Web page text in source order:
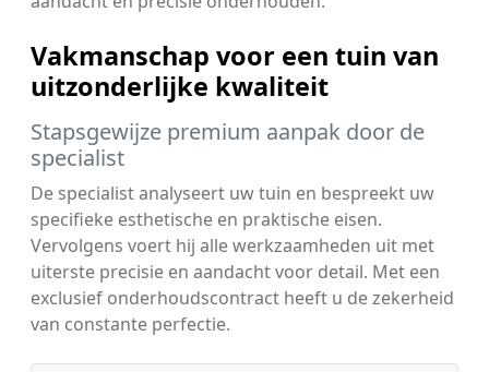
Vakmanschap voor een tuin van
uitzonderlijke kwaliteit
Stapsgewijze premium aanpak door de
specialist
De specialist analyseert uw tuin en bespreekt uw
specifieke esthetische en praktische eisen.
Vervolgens voert hij alle werkzaamheden uit met
uiterste precisie en aandacht voor detail. Met een
exclusief onderhoudscontract heeft u de zekerheid
van constante perfectie.